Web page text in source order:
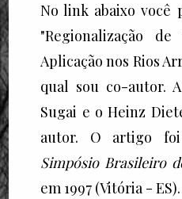
No link abaixo você
"Regionalização
Aplicação nos Rios
qual sou co-autor.
Sugai e o Heinz
autor. O artigo
Simpósio Brasileiro
em 1997 (Vitória - ES).